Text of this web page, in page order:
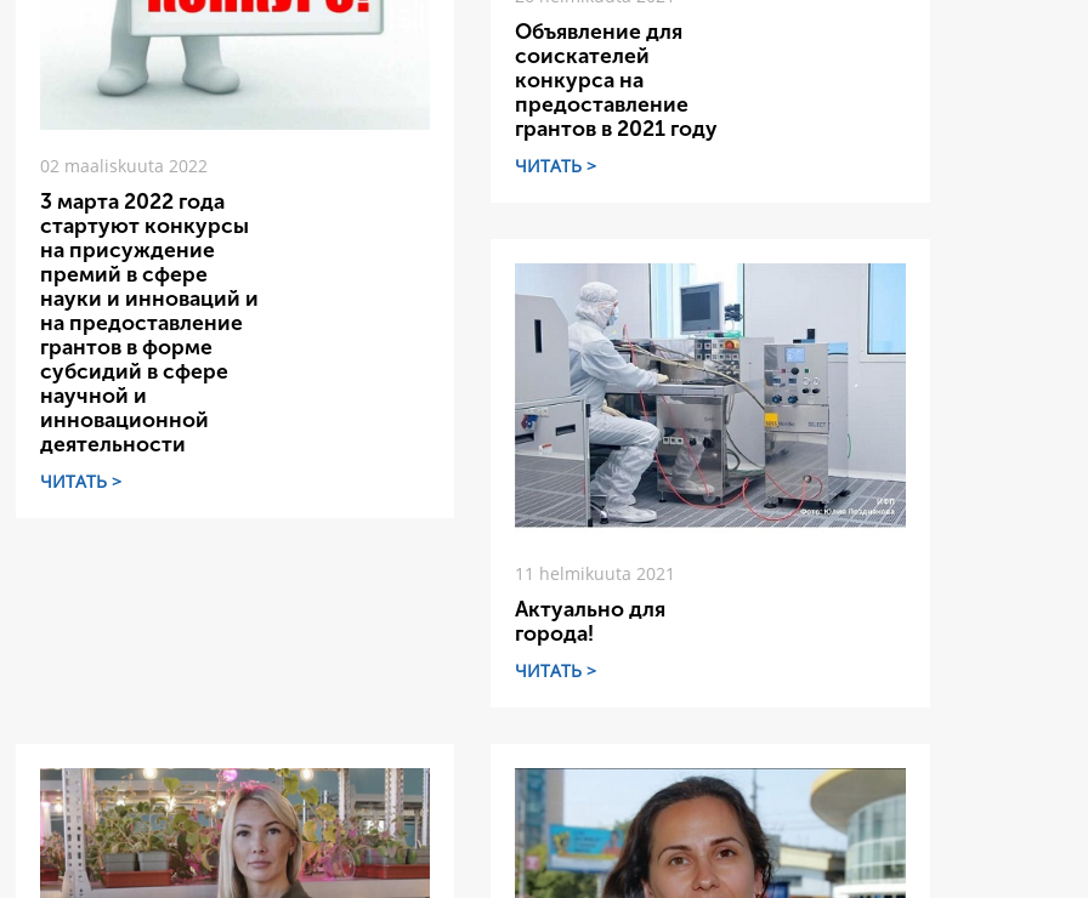
02 maaliskuuta 2022
3 марта 2022 года
стартуют конкурсы
на присуждение
премий в сфере
науки и инноваций и
на предоставление
грантов в форме
субсидий в сфере
научной и
инновационной
деятельности
ЧИТАТЬ >
Объявление для
соискателей
конкурса на
предоставление
грантов в 2021 году
ЧИТАТЬ >
11 helmikuuta 2021
Актуально для
города!
ЧИТАТЬ >